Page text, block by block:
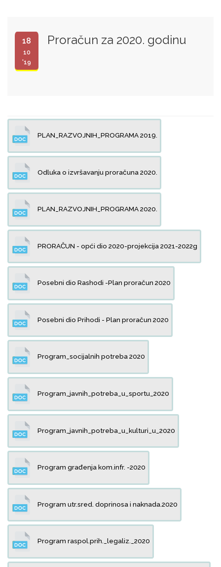
18
10
'19
Proračun za 2020. godinu
PLAN_RAZVOJNIH_PROGRAMA 2019.
Odluka o izvršavanju proračuna 2020.
PLAN_RAZVOJNIH_PROGRAMA 2020.
PRORAČUN - opći dio 2020-projekcija 2021-2022g
Posebni dio Rashodi -Plan proračun 2020
Posebni dio Prihodi - Plan proračun 2020
Program_socijalnih potreba 2020
Program_javnih_potreba_u_sportu_2020
Program_javnih_potreba_u_kulturi_u_2020
Program građenja kom.infr. -2020
Program utr.sred. doprinosa i naknada.2020
Program raspol.prih._legaliz._2020